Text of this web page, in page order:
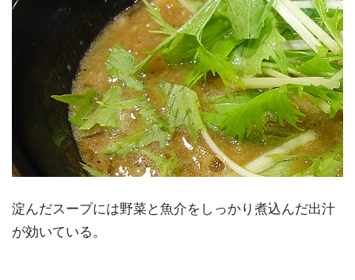
淀んだスープには野菜と魚介をしっかり煮込んだ出汁
が効いている。